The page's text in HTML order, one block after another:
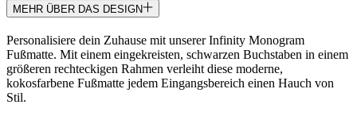
MEHR ÜBER DAS DESIGN
Personalisiere dein Zuhause mit unserer Infinity Monogram
Fußmatte. Mit einem eingekreisten, schwarzen Buchstaben in einem
größeren rechteckigen Rahmen verleiht diese moderne,
kokosfarbene Fußmatte jedem Eingangsbereich einen Hauch von
Stil.